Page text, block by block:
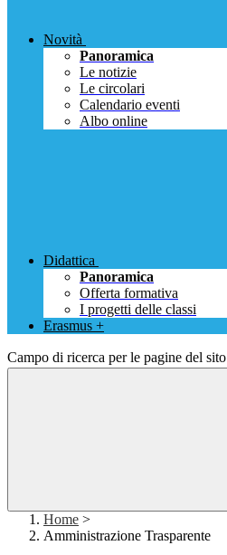
Novità
Panoramica
Le notizie
Le circolari
Calendario eventi
Albo online
Didattica
Panoramica
Offerta formativa
I progetti delle classi
Erasmus +
Campo di ricerca per le pagine del sito
Home >
Amministrazione Trasparente